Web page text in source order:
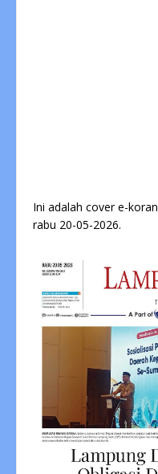
Ini adalah cover e-
rabu 20-05-2026.